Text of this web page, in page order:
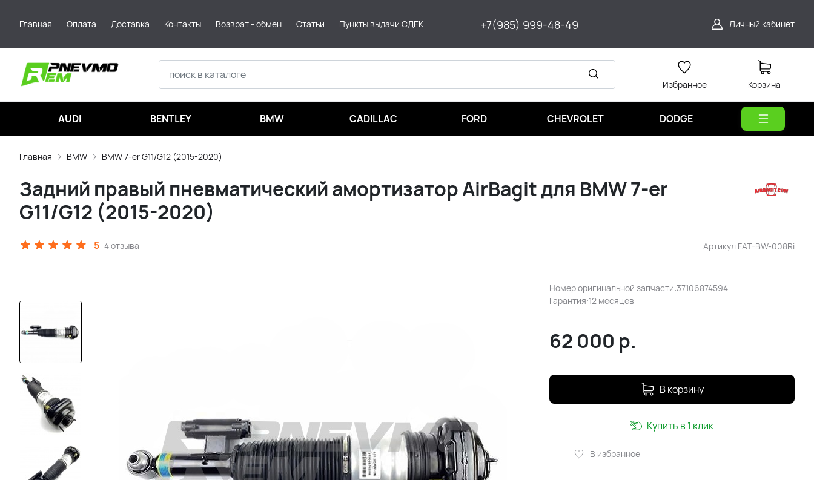
Главная Оплата Доставка Контакты Возврат - обмен Статьи Пункты выдачи СДЕК +7(985) 999-48-49 Личный кабинет
Избранное Корзина
AUDI BENTLEY BMW CADILLAC FORD CHEVROLET DODGE
Главная BMW BMW 7-er G11/G12 (2015-2020)
Артикул FAT-BW-008Ri
Задний правый пневматический амортизатор AirBagit для BMW 7-er
G11/G12 (2015-2020)
5 4 отзыва
Номер оригинальной запчасти:37106874594
Гарантия:12 месяцев
62 000 р.
В корзину
В избранное
Купить в 1 клик